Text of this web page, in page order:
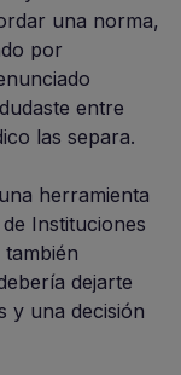
una norma,
por
entre
las separa.
herramienta
Instituciones
dejarte
y una decisión